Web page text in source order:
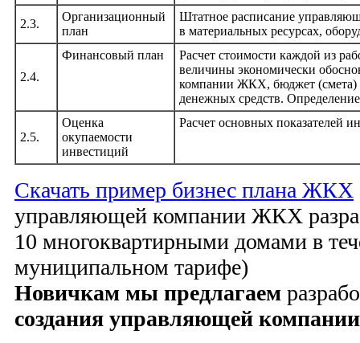
2.3.
Организационный
план
Штатное расписание
в материальных ресурсах,
2.4.
Финансовый план
Расчет стоимости каждой из
величины экономически
компании ЖКХ, бюджет (смета)
денежных средств.
2.5.
Оценка
окупаемости
инвестиций
Расчет основных показателей
Скачать пример бизнес плана ЖКХ
управляющей компании ЖКХ
10 многоквартирными домами в
муниципальном тарифе)
Новичкам мы предлагаем
создания управляющей